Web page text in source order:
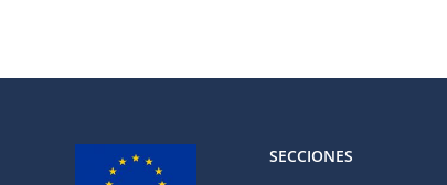
SECCIONES